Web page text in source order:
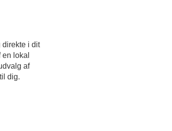
direkte i dit
lokal
af
dig.